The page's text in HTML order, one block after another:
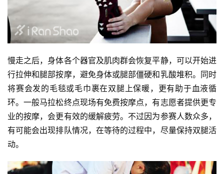
慢走之后，身体各个器官及肌肉群会恢复平静，可以开始进
行拉伸和腿部按摩，避免身体或腿部僵硬和乳酸堆积。同时
将赛会发的毛毯或毛巾裹在双腿上保暖，更有助于血液循
环。一般马拉松终点现场有免费按摩点，有志愿者提供更专
业的按摩，会更有效的缓解疲劳。不过因为参赛人数众多，
有可能会出现排队情况，在等待的过程中，尽量保持双腿活
动。